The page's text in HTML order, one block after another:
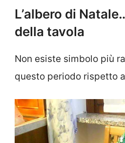
L’albero di
della tavola
Non esiste simbolo più
questo periodo rispetto